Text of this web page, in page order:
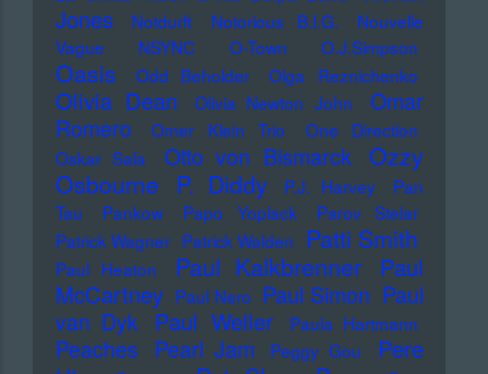
Jones
Notdurft Notorious B.I.G.
Nouvelle
Vague
NSYNC O-Town O.J.Simpson
Oasis Odd Beholder Olga Reznichenko
Olivia Dean Olivia Newton John
Omar
Romero
Omer Klein Trio
One Direction
Oskar Sala
Otto von Bismarck Ozzy
Osbourne
P. Diddy P.J. Harvey
Pan
Tau
Pankow Papo Yoplack
Parov Stelar
Patrick Wagner Patrick Walden Patti Smith
Paul Heaton Paul Kalkbrenner
Paul
McCartney Paul Nero Paul Simon Paul
van Dyk Paul Weller Paula Hartmann
Peaches Pearl Jam Peggy Gou
Pere